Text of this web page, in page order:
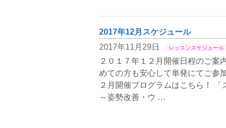
2017年12月スケジュール
2017年11月29日
レッスンスケジュール
２０１７年１２月開催日程のご案
めての方も安心して単発にてご参
２月開催プログラムはこちら！
～姿勢改善・ウ …